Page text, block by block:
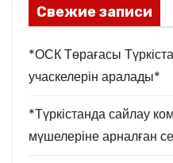
Свежие записи
*ОСК Төрағасы
учаскелерін аралады*
*Түркістанда сайлау
мүшелеріне арналған